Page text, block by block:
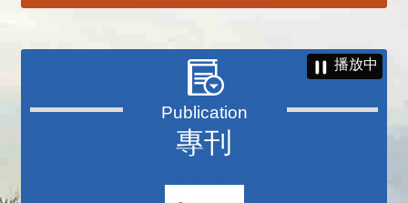
專刊
播放中